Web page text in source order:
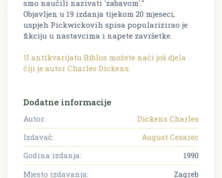
smo naučili nazivati ​​'zabavom'."
Objavljen u 19 izdanja tijekom 20 mjeseci,
uspjeh Pickwickovih spisa popularizirao je
fikciju u nastavcima i napete završetke.
U antikvarijatu Biblos možete naći još djela
čiji je autor Charles Dickens.
Dodatne informacije
Autor:
Dickens Charles
Izdavač:
August Cesarec
Godina izdanja:
1990
Mjesto izdavanja:
Zagreb